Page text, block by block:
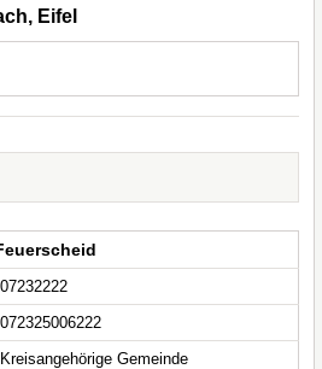
Eifel
07232222
072325006222
Kreisangehörige Gemeinde